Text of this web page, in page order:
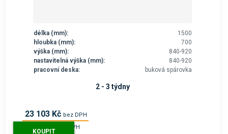
délka (mm):
1500
hloubka (mm):
700
výška (mm):
840-920
nastavitelná výška (mm):
840-920
pracovní deska:
buková spárovka
23 103 Kč bez DPH
s DPH
2 - 3 týdny
KOUPIT